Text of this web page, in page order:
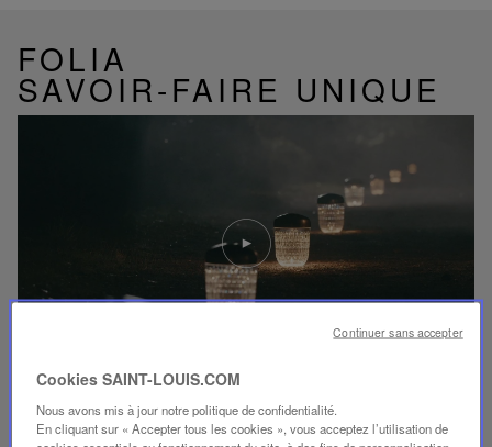
FOLIA
SAVOIR-FAIRE UNIQUE
DÉCOUVRIR NOTRE SAVOIR-FAIRE
Lire
la
video
Youtube
video,
lamp
Cookies SAINT-LOUIS.COM
Nous avons mis à jour notre politique de confidentialité.
En cliquant sur « Accepter tous les cookies », vous acceptez l’utilisation de
Continuer sans accepter